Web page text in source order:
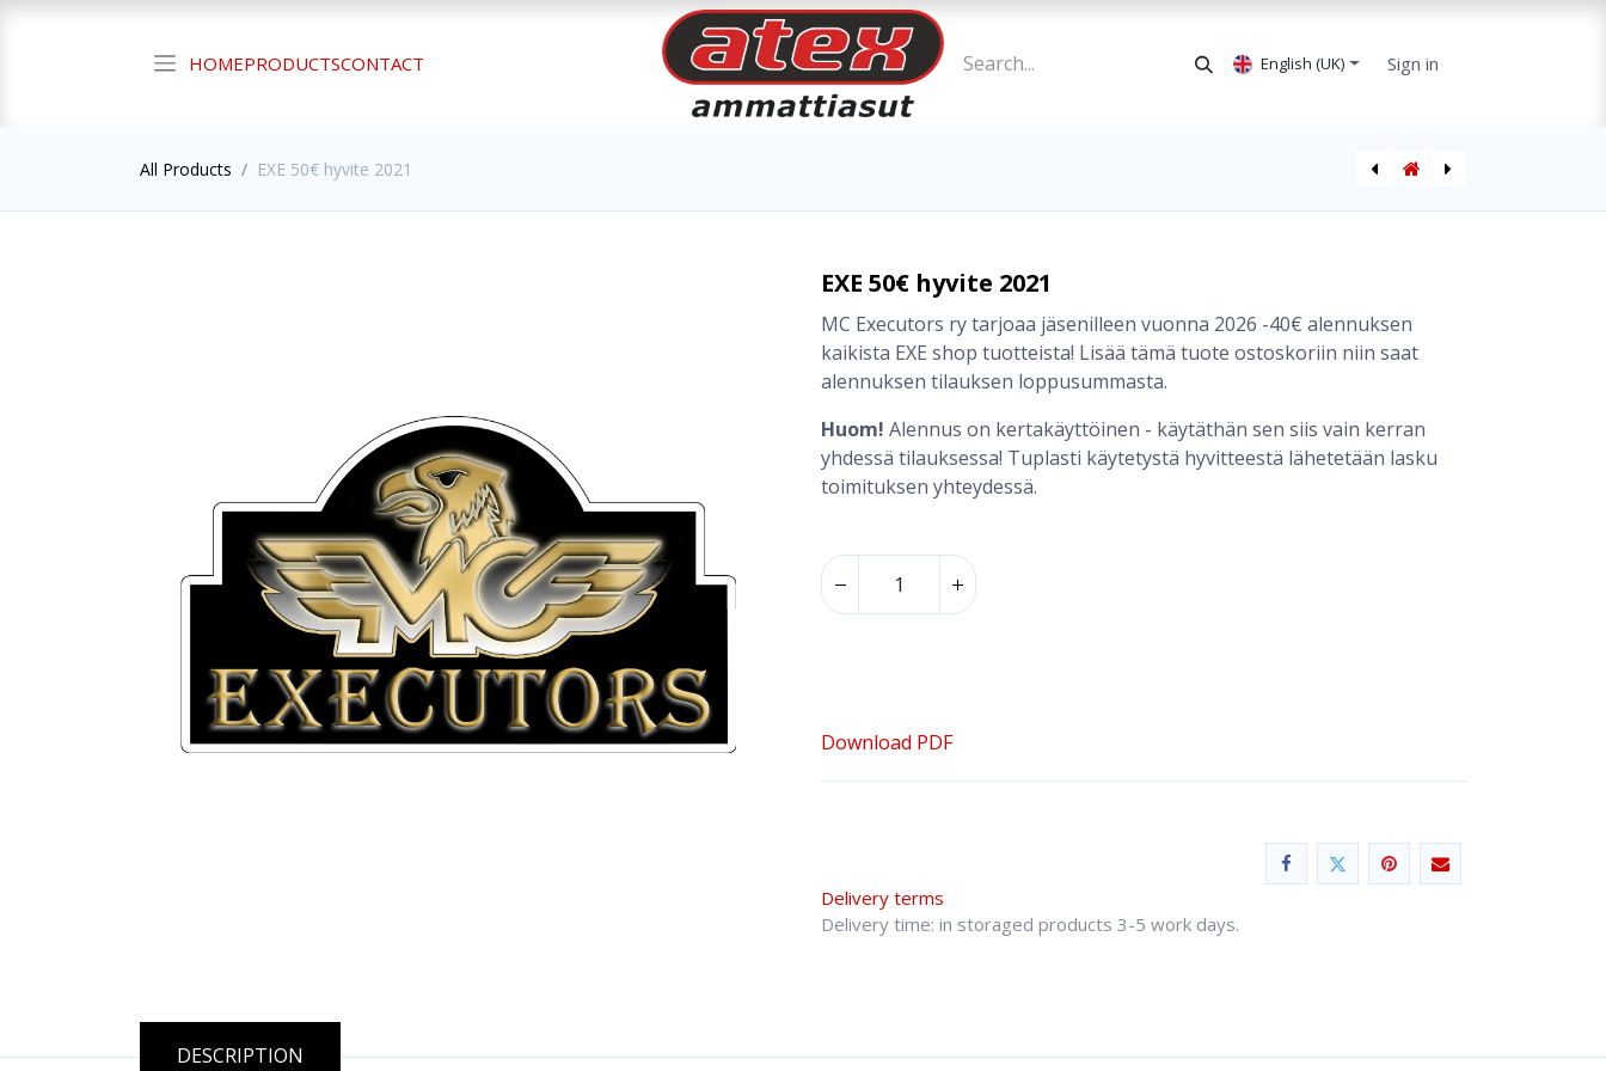
HOMEPRODUCTSCONTACT English (UK) Sign in
All Products EXE 50€ hyvite 2021
EXE 50€ hyvite 2021
MC Executors ry tarjoaa jäsenilleen vuonna 2026 -40€ alennuksen
kaikista EXE shop tuotteista! Lisää tämä tuote ostoskoriin niin saat
alennuksen tilauksen loppusummasta.
Huom! Alennus on kertakäyttöinen - käytäthän sen siis vain kerran
yhdessä tilauksessa! Tuplasti käytetystä hyvitteestä lähetetään lasku
toimituksen yhteydessä.
Download PDF
Delivery terms
Delivery time: in storaged products 3-5 work days.
DESCRIPTION